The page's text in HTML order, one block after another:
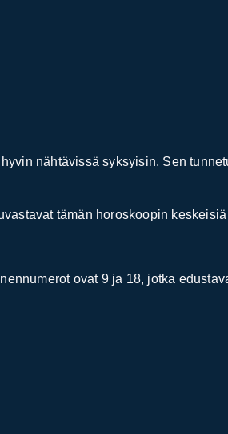
nähtävissä syksyisin. Sen
tämän horoskoopin
ovat 9 ja 18, jotka